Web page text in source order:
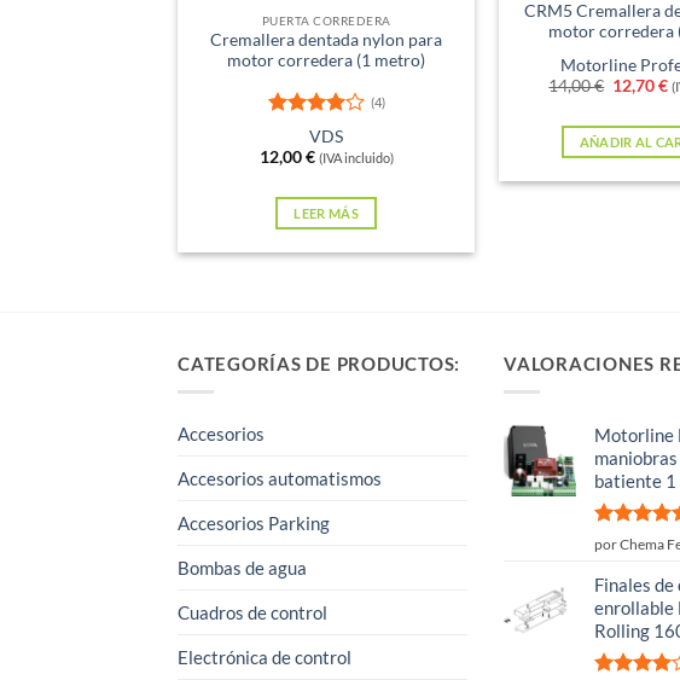
PUERTA CORREDERA
Cremallera dentada nylon para
motor corredera (1 metro)
Valorado
con 4de
5
(4)
VDS
12,00€ (IVA incluido)
LEER MÁS
CRM5 Cremallera
motor corredera
Motorline
14,00€ El
original
era:
14,00 €.
12,70€
AÑADIR AL
CATEGORÍAS DE PRODUCTOS:
Accesorios
Accesorios automatismos
Accesorios Parking
Bombas de agua
Cuadros de control
Electrónica de control
VALORACIONES
Motorline
batiente 1
Valorado
por Chema
Finales
Rolling